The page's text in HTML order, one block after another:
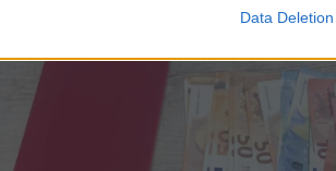
Data Deletion